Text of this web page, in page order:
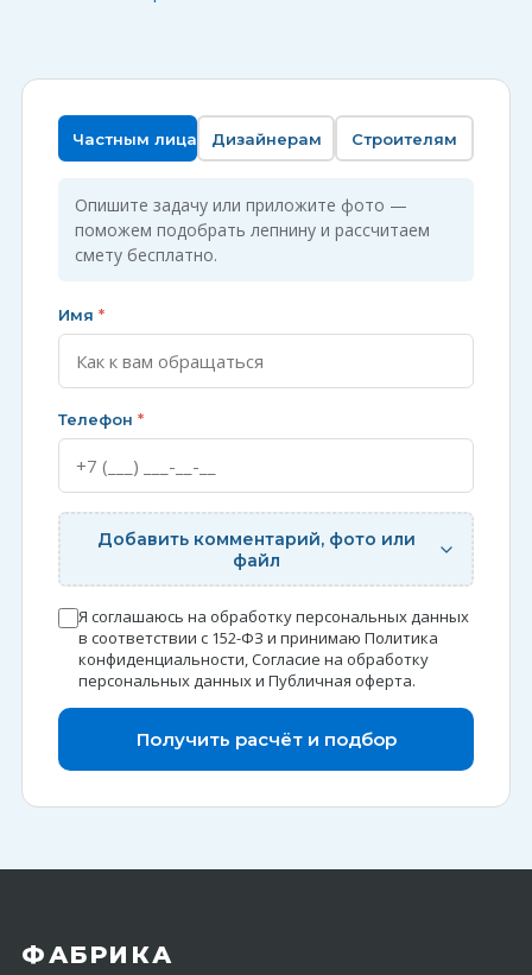
Частным лицам Дизайнерам Строителям
Опишите задачу или приложите фото —
поможем подобрать лепнину и рассчитаем
смету бесплатно.
Имя *
Телефон *
Добавить комментарий, фото или
файл
Я соглашаюсь на обработку персональных данных
в соответствии с 152-ФЗ и принимаю Политика
конфиденциальности,Согласие на обработку
персональных данныхи Публичная оферта.
Получить расчёт и подбор
ФАБРИКА